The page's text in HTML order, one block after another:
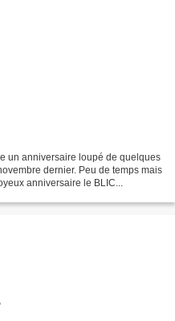
un anniversaire loupé de quelques
dernier. Peu de temps mais
anniversaire le BLIC...